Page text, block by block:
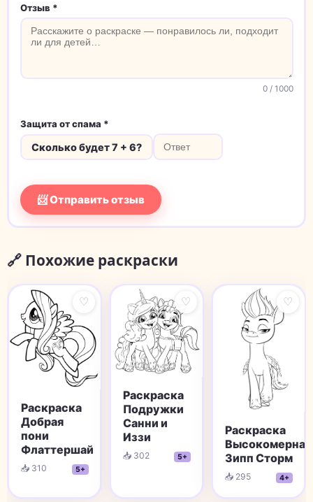
Отзыв *
0/ 1000
Защита от спама *
Сколько будет 7 + 6?
📨 Отправить отзыв
🔗 Похожие раскраски
♡
Раскраска
Добрая
пони
Флаттершай
📥 310 5+
♡
Раскраска
Подружки
Санни и
Иззи
📥 302 5+
♡
Раскраска
Высокомерная
Зипп Сторм
📥 295 4+